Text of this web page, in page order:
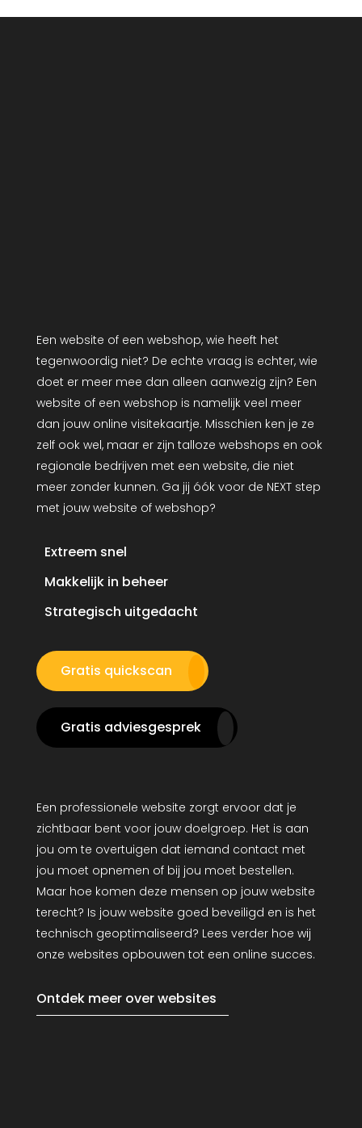
Een website of een webshop, wie heeft het
tegenwoordig niet? De echte vraag is echter, wie
doet er meer mee dan alleen aanwezig zijn? Een
website of een webshop is namelijk veel meer
dan jouw online visitekaartje. Misschien ken je ze
zelf ook wel, maar er zijn talloze webshops en ook
regionale bedrijven met een website, die niet
meer zonder kunnen. Ga jij óók voor de NEXT step
met jouw website of webshop?
Extreem snel
Makkelijk in beheer
Strategisch uitgedacht
Gratis quickscan
Gratis adviesgesprek
Een professionele website zorgt ervoor dat je
zichtbaar bent voor jouw doelgroep. Het is aan
jou om te overtuigen dat iemand contact met
jou moet opnemen of bij jou moet bestellen.
Maar hoe komen deze mensen op jouw website
terecht? Is jouw website goed beveiligd en is het
technisch geoptimaliseerd? Lees verder hoe wij
onze websites opbouwen tot een online succes.
Ontdek meer over websites